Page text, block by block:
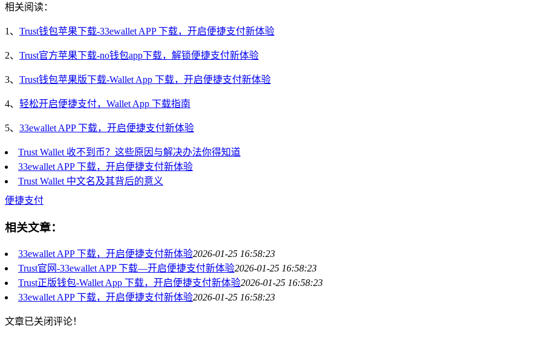
相关阅读：
1、 Trust钱包苹果下载-33ewallet APP 下载，开启便捷支付新体验
2、 Trust官方苹果下载-no钱包app下载，解锁便捷支付新体验
3、 Trust钱包苹果版下载-Wallet App 下载，开启便捷支付新体验
4、 轻松开启便捷支付，Wallet App 下载指南
5、 33ewallet APP 下载，开启便捷支付新体验
Trust Wallet 收不到币？这些原因与解决办法你得知道
33ewallet APP 下载，开启便捷支付新体验
Trust Wallet 中文名及其背后的意义
便捷支付
相关文章：
33ewallet APP 下载，开启便捷支付新体验2026-01-25 16:58:23
Trust官网-33ewallet APP 下载—开启便捷支付新体验2026-01-25 16:58:23
Trust正版钱包-Wallet App 下载，开启便捷支付新体验2026-01-25 16:58:23
33ewallet APP 下载，开启便捷支付新体验2026-01-25 16:58:23
文章已关闭评论！